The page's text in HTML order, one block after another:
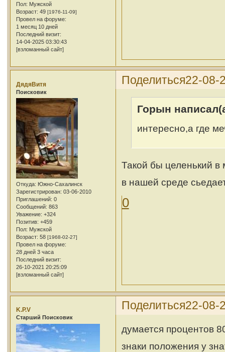
Пол: Мужской
Возраст: 49 [1976-11-09]
Провел на форуме:
1 месяц 10 дней
Последний визит:
14-04-2025 03:30:43
[взломанный сайт]
Поделиться22-08-
ДядяВитя
Поисковик
Откуда: Южно-Сахалинск
Зарегистрирован: 03-06-2010
Приглашений: 0
Сообщений: 863
Уважение: +324
Позитив: +459
Пол: Мужской
Возраст: 58 [1968-02-27]
Провел на форуме:
28 дней 3 часа
Последний визит:
26-10-2021 20:25:09
[взломанный сайт]
Горын
интересно,а где
Такой бы целенький
в нашей среде
0
Поделиться22-08-
K.P.V
Cтарший Поисковик
думается процентов
знаки положения у